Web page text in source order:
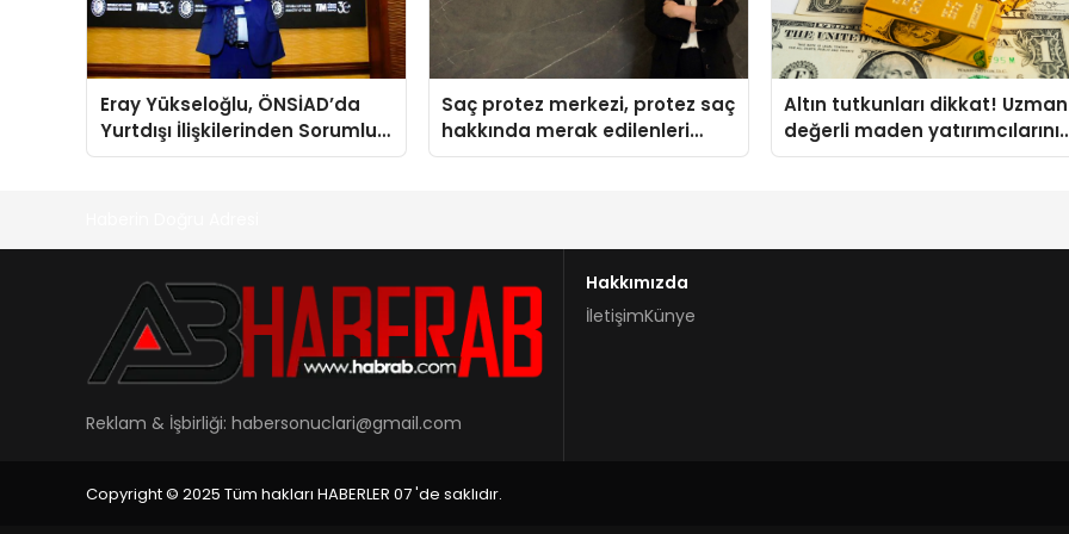
Eray Yükseloğlu, ÖNSİAD’da
Yurtdışı İlişkilerinden Sorumlu
Genel Başkan Yardımcısı Oldu
Saç protez merkezi, protez saç
hakkında merak edilenleri
anlattı
Altın tutkunları dikkat!
değerli maden yatırımcılarını
uyardı!
Reklam & İşbirliği: habersonuclari@gmail.com
Hakkımızda
İletişimKünye
Copyright © 2025 Tüm hakları HABERLER 07 'de saklıdır.